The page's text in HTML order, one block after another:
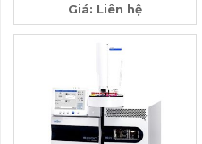
Giá: Liên hệ